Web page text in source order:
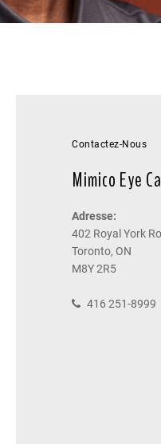
Contactez-Nous
Mimico Eye
Adresse:
402 Royal York
Toronto, ON
M8Y 2R5
416 251-8999